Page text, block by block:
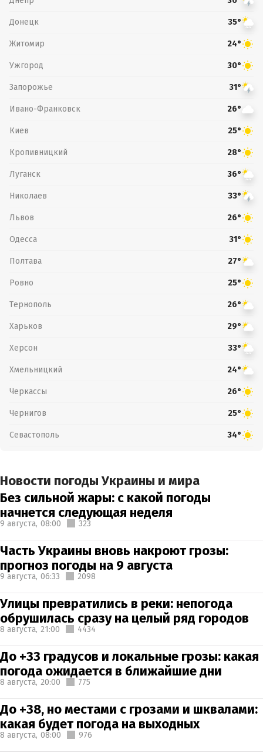
Донецк 35°
Житомир 24°
Ужгород 30°
Запорожье 31°
Ивано-Франковск 26°
Киев 25°
Кропивницкий 28°
Луганск 36°
Николаев 33°
Львов 26°
Одесса 31°
Полтава 27°
Ровно 25°
Тернополь 26°
Харьков 29°
Херсон 33°
Хмельницкий 24°
Черкассы 26°
Чернигов 25°
Севастополь 34°
Новости погоды Украины и мира
Без сильной жары: с какой погоды
начнется следующая неделя
9 августа, 08:00 323
Часть Украины вновь накроют грозы:
прогноз погоды на 9 августа
9 августа, 06:33 2098
Улицы превратились в реки: непогода
обрушилась сразу на целый ряд городов
8 августа, 21:00 4434
До +33 градусов и локальные грозы: какая
погода ожидается в ближайшие дни
8 августа, 20:00 775
До +38, но местами с грозами и шквалами:
какая будет погода на выходных
8 августа, 08:00 976